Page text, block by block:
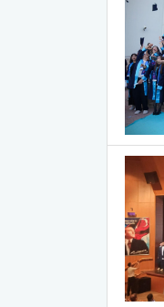
Sağlık Bilimleri Fakültesi
Serik İşletme Fakültesi
Spor Bilimleri Fakültesi
Su Ürünleri Fakültesi